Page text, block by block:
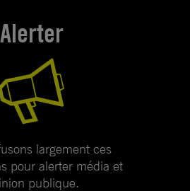
Alerter
largement ces
pour alerter média et
publique.